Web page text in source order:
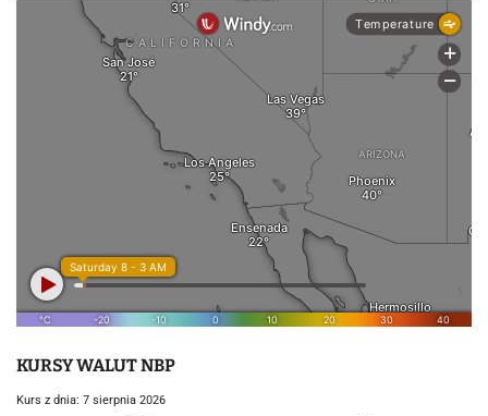
KURSY WALUT NBP
Kurs z dnia: 7 sierpnia 2026